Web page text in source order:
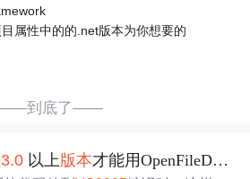
属性中的的.net版本为你想要的
到底了——
3.0 以上版本才能用OpenFileDialog.SafeName